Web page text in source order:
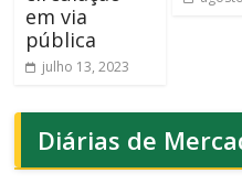
em via
pública
julho 13, 2023
Diárias de